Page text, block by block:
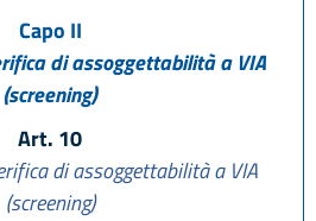
Capo II
di assoggettabilità a VIA
(screening)
Art. 10
di assoggettabilità a VIA
(screening)